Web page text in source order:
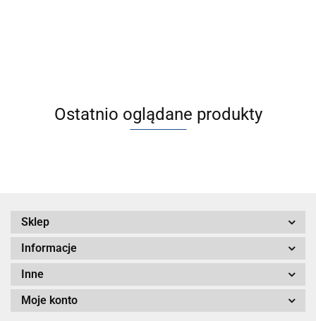
Ostatnio oglądane produkty
Sklep
Informacje
Inne
Moje konto